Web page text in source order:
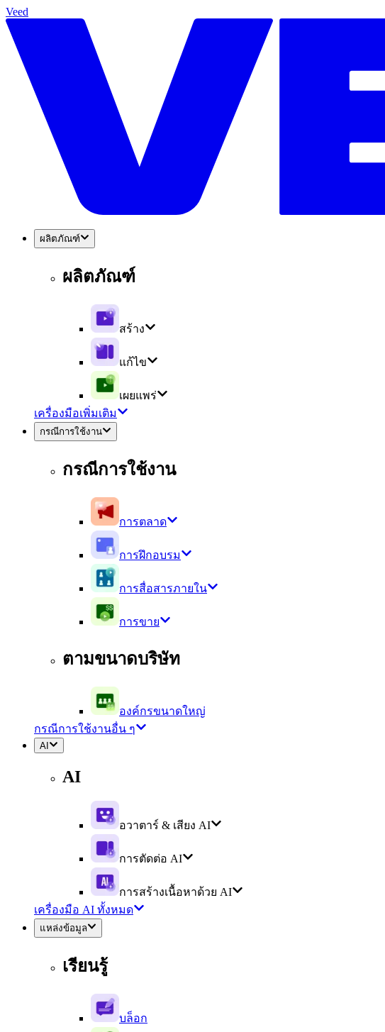
Veed
ผลิตภัณฑ์
ผลิตภัณฑ์
สร้าง
แก้ไข
เผยแพร่
เครื่องมือเพิ่มเติม
กรณีการใช้งาน
กรณีการใช้งาน
การตลาด
การฝึกอบรม
การสื่อสารภายใน
การขาย
ตามขนาดบริษัท
องค์กรขนาดใหญ่
กรณีการใช้งานอื่น ๆ
AI
AI
อวาตาร์ & เสียง AI
การตัดต่อ AI
การสร้างเนื้อหาด้วย AI
เครื่องมือ AI ทั้งหมด
แหล่งข้อมูล
เรียนรู้
บล็อก